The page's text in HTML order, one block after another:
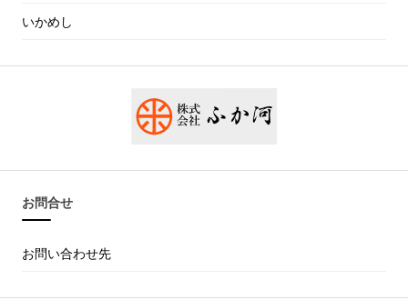
いかめし
お問合せ
お問い合わせ先